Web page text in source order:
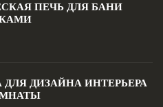
ПЕЧЬ ДЛЯ БАНИ
ДИЗАЙНА ИНТЕРЬЕРА